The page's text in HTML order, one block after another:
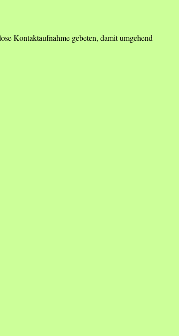
Kontaktaufnahme gebeten, damit umgehend